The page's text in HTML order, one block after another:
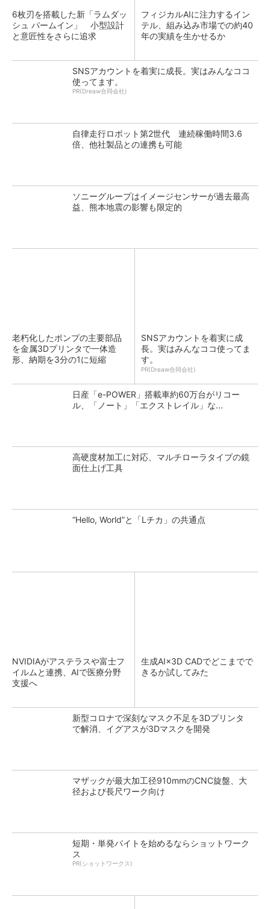
6枚刃を搭載した新「ラムダッ
シュ パームイン」 小型設計
と意匠性をさらに追求
フィジカルAIに注力するイン
テル、組み込み市場での約40
年の実績を生かせるか
SNSアカウントを着実に成長。実はみんなココ
使ってます。
PR(Dreaw合同会社)
自律走行ロボット第2世代 連続稼働時間3.6
倍、他社製品との連携も可能
ソニーグループはイメージセンサーが過去最高
益、熊本地震の影響も限定的
老朽化したポンプの主要部品
を金属3Dプリンタで一体造
形、納期を3分の1に短縮
SNSアカウントを着実に成
長。実はみんなココ使ってま
す。
PR(Dreaw合同会社)
日産「e-POWER」搭載車約60万台がリコー
ル、「ノート」「エクストレイル」な...
高硬度材加工に対応、マルチローラタイプの鏡
面仕上げ工具
“Hello, World”と「Lチカ」の共通点
NVIDIAがアステラスや富士フ
イルムと連携、AIで医療分野
支援へ
生成AI×3D CADでどこまでで
きるか試してみた
新型コロナで深刻なマスク不足を3Dプリンタ
で解消、イグアスが3Dマスクを開発
マザックが最大加工径910mmのCNC旋盤、大
径および長尺ワーク向け
短期・単発バイトを始めるならショットワーク
ス
PR(ショットワークス)